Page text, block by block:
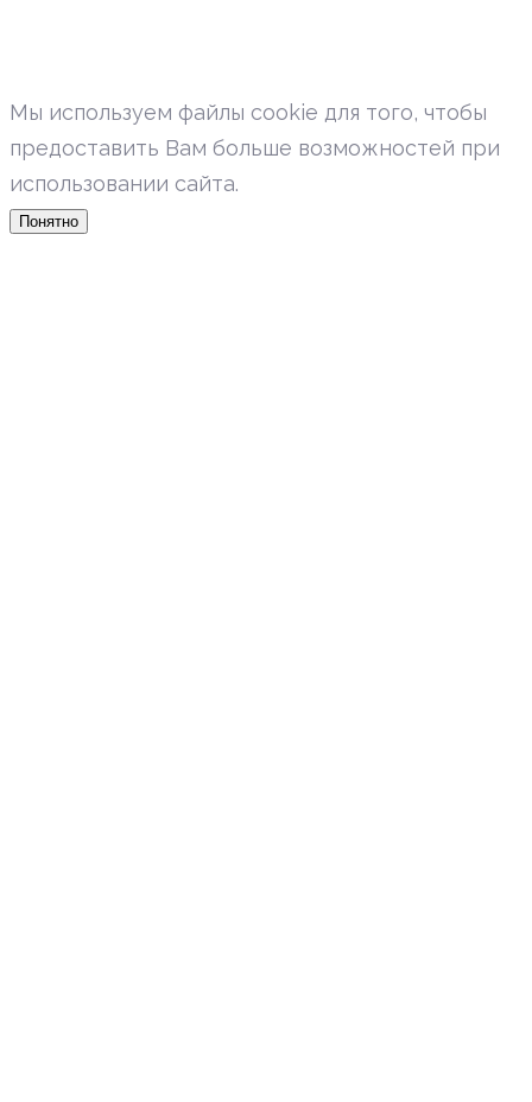
Мы используем файлы cookie для того, чтобы
предоставить Вам больше возможностей при
использовании сайта.
Понятно